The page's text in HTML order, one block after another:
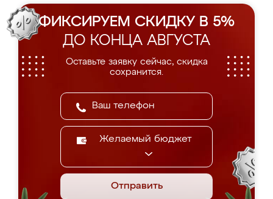
ФИКСИРУЕМ СКИДКУ В 5%
ДО КОНЦА АВГУСТА
Оставьте заявку сейчас, скидка
сохранится.
Желаемый бюджет
Отправить